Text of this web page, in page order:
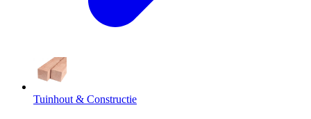
Tuinhout & Constructie